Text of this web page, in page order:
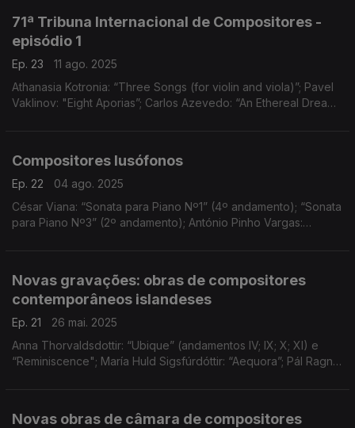
71ª Tribuna Internacional de Compositores -
episódio 1
Ep. 23
11 ago. 2025
Athanasia Kotronia: “Three Songs (for violin and viola)”; Pavel
Vaklinov: "Eight Aporias”; Carlos Azevedo: “An Ethereal Dream”;
Compositores lusófonos
Ep. 22
04 ago. 2025
César Viana: “Sonata para Piano Nº1” (4º andamento); “Sonata
para Piano Nº3” (2º andamento); António Pinho Vargas:
Novas gravações: obras de compositores
contemporâneos islandeses
Ep. 21
26 mai. 2025
Anna Thorvaldsdottir: “Ubique” (andamentos IV; IX; X; XI) e
“Reminiscence"; María Huld Sigsfúrdóttir: “Aequora”; Pál Ragnar
Novas obras de câmara de compositores